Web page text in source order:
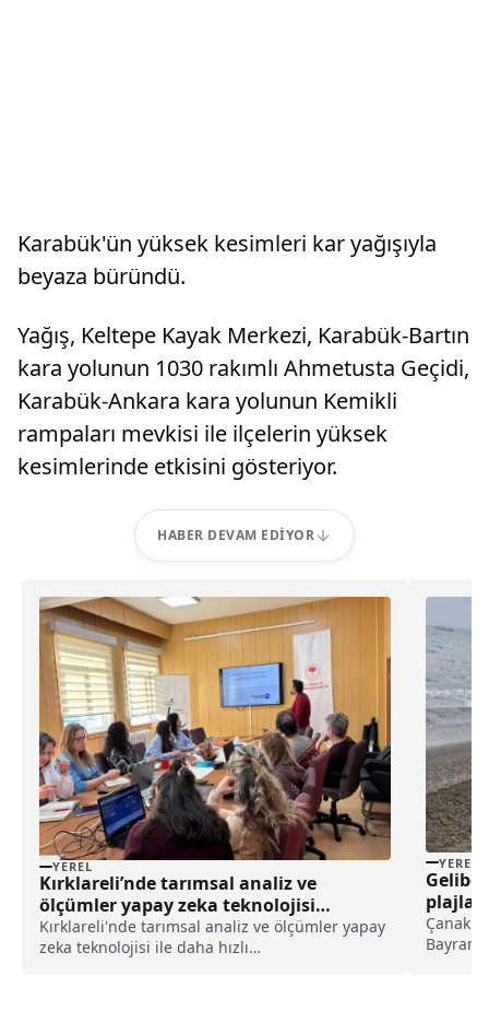
Karabük'ün yüksek kesimleri kar yağışıyla
beyaza büründü.
Yağış, Keltepe Kayak Merkezi, Karabük-Bartın
kara yolunun 1030 rakımlı Ahmetusta Geçidi,
Karabük-Ankara kara yolunun Kemikli
rampaları mevkisi ile ilçelerin yüksek
kesimlerinde etkisini gösteriyor.
HABER DEVAM EDIYOR
YEREL
Kırklareli’nde tarımsal analiz ve
ölçümler yapay zeka teknolojisi
sayesinde daha hızlı yapılacak haberi
Kırklareli'nde tarımsal analiz ve ölçümler yapay
zeka teknolojisi ile daha hızlı
YEREL